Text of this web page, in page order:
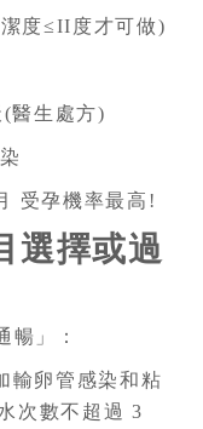
度≤II度才可做)
醫生處方)
受孕機率最高!
選擇或過
暢」：
輸卵管感染和粘
次數不超過 3